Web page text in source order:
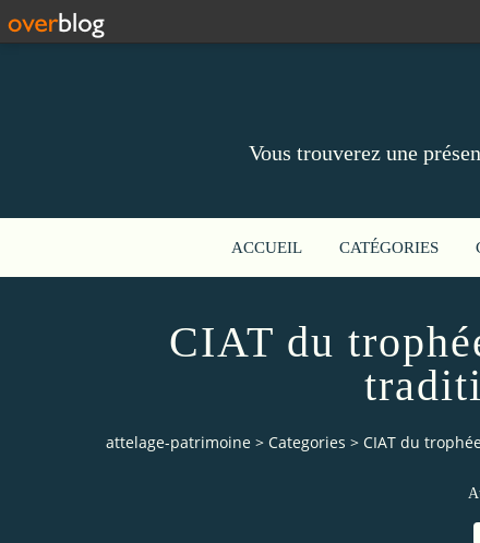
Vous trouverez une
ACCUEIL CATÉGORIES
CIAT du
attelage-patrimoine > Categories > CIAT du